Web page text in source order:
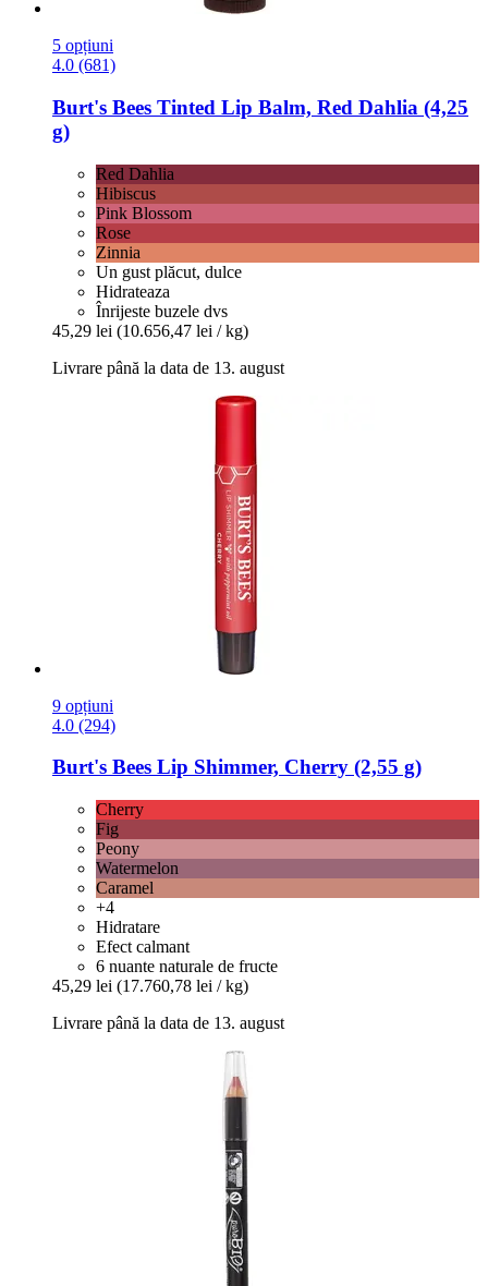
5 opțiuni
4.0 (681)
Burt's Bees Tinted Lip Balm, Red Dahlia (4,25
g)
Red Dahlia
Hibiscus
Pink Blossom
Rose
Zinnia
Un gust plăcut, dulce
Hidrateaza
Înrijeste buzele dvs
45,29 lei (10.656,47 lei / kg)
Livrare până la data de 13. august
9 opțiuni
4.0 (294)
Burt's Bees Lip Shimmer, Cherry (2,55 g)
Cherry
Fig
Peony
Watermelon
Caramel
+4
Hidratare
Efect calmant
6 nuante naturale de fructe
45,29 lei (17.760,78 lei / kg)
Livrare până la data de 13. august